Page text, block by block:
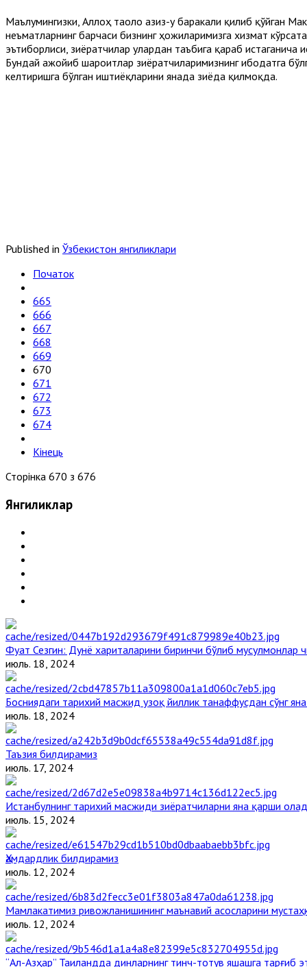
Маълумингизки, Аллоҳ таоло азиз-у баракали қилиб қўйган
неъматларнинг барчаси бизнинг ҳожиларимизга хизмат
эътиборлиси, зиёратчилар улардан таъбига қараб истаганича
Бундай ажойиб шароитлар зиёратчиларимизнинг ибодатга
келтиришга бўлган иштиёқларини янада зиёда қилмоқда.
Published in Ўзбекистон янгиликлари
Початок
665
666
667
668
669
670
671
672
673
674
Кінець
Сторінка 670 з 676
Янгиликлар
Фуат Сезгин: Дунё хариталарини биринчи бўлиб мусулмонлар
июль. 18, 2024
Босниядаги тарихий масжид узоқ йиллик танаффусдан сўнг
июль. 18, 2024
Таъзия билдирамиз
июль. 17, 2024
Истанбулнинг тарихий масжиди зиёратчиларни яна қарши
июль. 15, 2024
Ҳамдардлик билдирамиз
июль. 12, 2024
Мамлакатимиз ривожланишининг маънавий асосларини
июль. 12, 2024
“Ал-Азҳар” Таиландда динларнинг тинч-тотув яшашга тарғиб